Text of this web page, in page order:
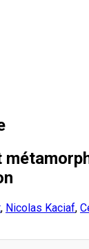
, Nicolas Kaciaf,